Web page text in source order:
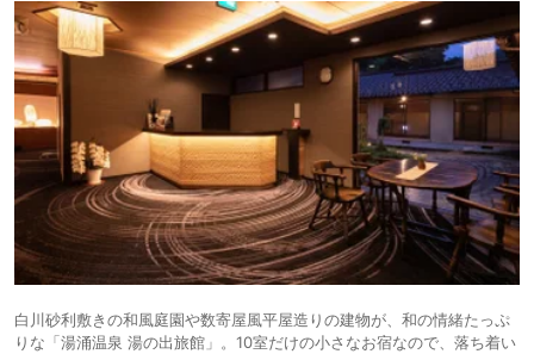
白川砂利敷きの和風庭園や数寄屋風平屋造りの建物が、和の情緒たっぷ
りな「湯涌温泉 湯の出旅館」。10室だけの小さなお宿なので、落ち着い